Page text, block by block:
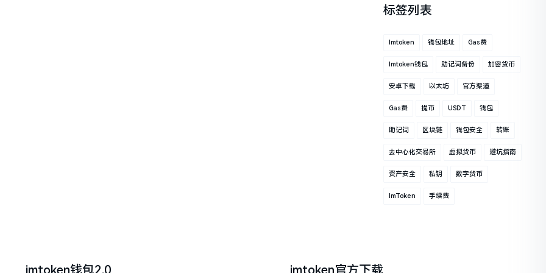
标签列表
Imtoken 钱包地址 Gas费
Imtoken钱包 助记词备份 加密货币
安卓下载 以太坊 官方渠道
Gas费 提币 USDT 钱包
助记词 区块链 钱包安全 转账
去中心化交易所 虚拟货币 避坑指南
资产安全 私钥 数字货币
ImToken 手续费